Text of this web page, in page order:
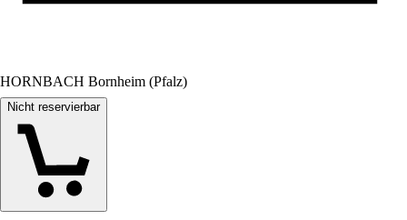
HORNBACH Bornheim (Pfalz)
Nicht reservierbar